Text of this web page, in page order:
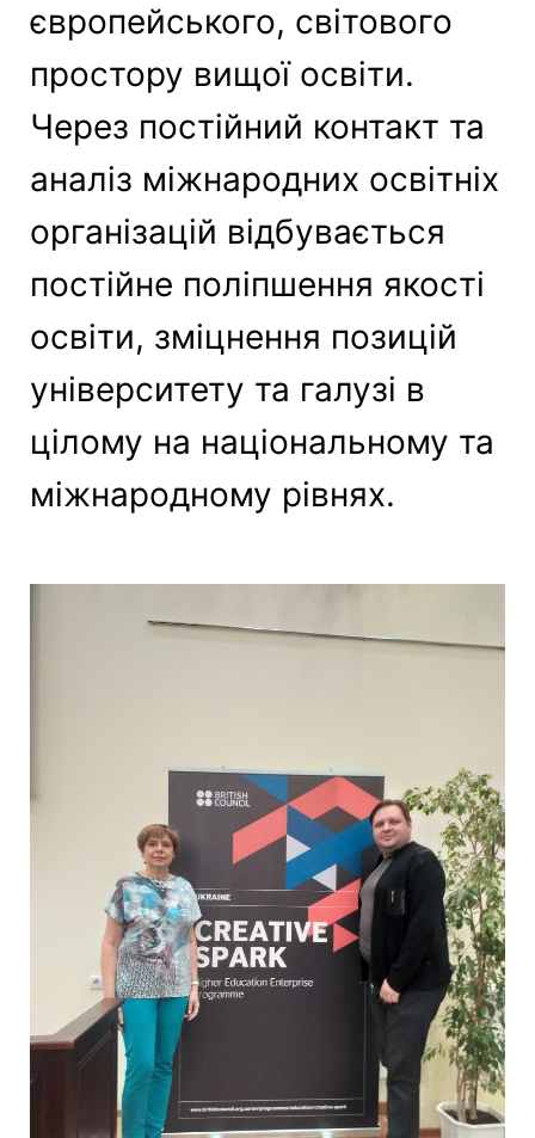
європейського, світового
простору вищої освіти.
Через постійний контакт та
аналіз міжнародних освітніх
організацій відбувається
постійне поліпшення якості
освіти, зміцнення позицій
університету та галузі в
цілому на національному та
міжнародному рівнях.